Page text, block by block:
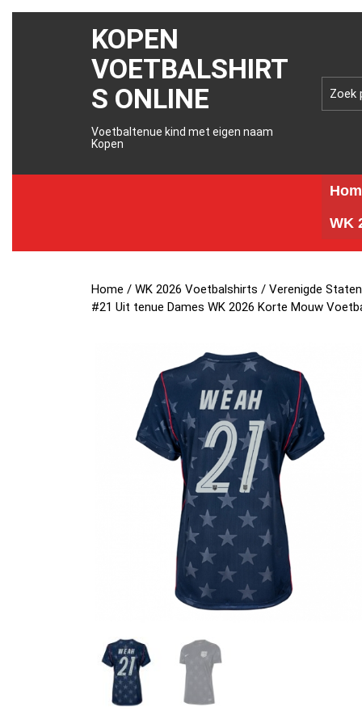
KOPEN
VOETBALSHIRT
S ONLINE
Voetbaltenue kind met eigen naam
Kopen
WK
Home /WK 2026 Voetbalshirts /Verenigde
#21 Uit tenue Dames WK 2026 Korte Mouw